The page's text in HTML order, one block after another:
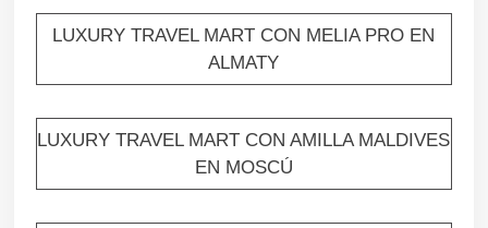
LUXURY TRAVEL MART CON MELIA PRO EN
ALMATY
LUXURY TRAVEL MART CON AMILLA MALDIVES
EN MOSCÚ